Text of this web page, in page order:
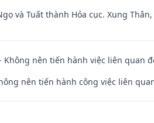
và Tuất thành Hỏa cục. Xung
Không nên tiến hành việc liên quan
nên tiến hành công việc liên